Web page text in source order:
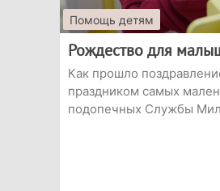
Помощь детям
Рождество для
Как прошло
праздником самых
подопечных Службы